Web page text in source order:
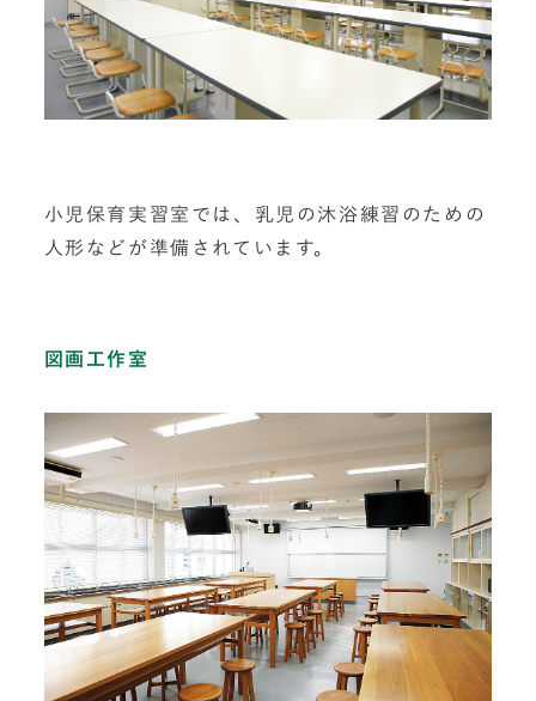
小児保育実習室では、乳児の沐浴練習のための
人形などが準備されています。
図画工作室